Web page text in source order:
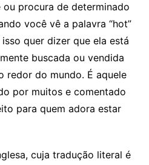
procura de determinado
você vê a palavra “hot”
quer dizer que ela está
buscada ou vendida
redor do mundo. É aquele
por muitos e comentado
para quem adora estar
cuja tradução literal é